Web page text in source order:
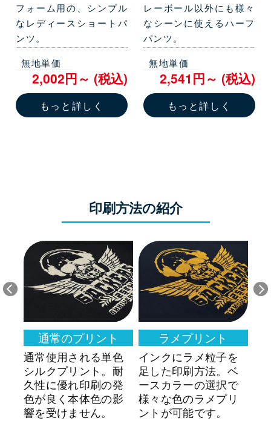
フォーム用の、シンプル
なレディースショートパ
ンツ。
無地単価
2,002円～ (税込)
もっと詳しく
レーボール以外にも様々
なシーンに使えるハーフ
パンツ。
無地単価
2,541円～ (税込)
もっと詳しく
印刷方法の紹介
通常のプリント
通常使用される単色
シルクプリント。耐
久性に優れ印刷の発
色が良く本体色の影
響を受けません。
ラメプリント
インクにラメ粒子を
足した印刷方法。ベ
ースカラーの選択で
様々な色のラメプリ
ントが可能です。